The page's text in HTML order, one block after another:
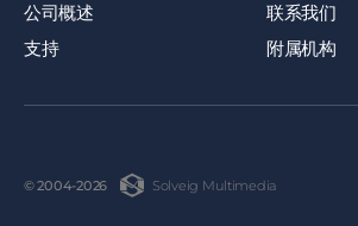
公司概述
联系我们
支持
附属机构
© 2004-2026 Solveig Multimedia